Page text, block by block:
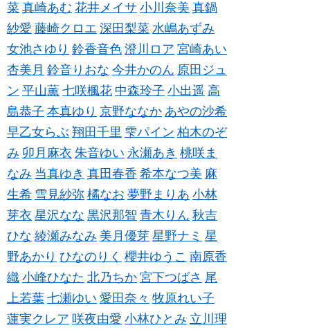
菜 真崎あむ 花井メイサ 小川奈美 真鍋
紗愛 藤崎クロエ 深田梨菜 水嶋あずみ
女池さゆり 鈴香音色 澄川ロア 宮崎あい
杏美月 鈴音りおな 今井かのん 原田ジュ
ン 平山薫 七咲楓花 中森玲子 小出遥 高
島恭子 本真ゆり 京野ななか あやの沙希
早乙女らぶ 翔田千里 雫パイン 柏木のぞ
み 卯月麻衣 朱音ゆい 永瀬あき 桃咲ま
なみ 当真ゆき 真田春香 希本なつ美 麻
生希 雪見紗弥 橘なお 夢野まりあ 小林
芽衣 星沢なな 黒沢那智 青木りん 秋吉
ひな 綾瀬みなみ 美月優芽 星野ナミ 星
野あかり ひなのりく 櫻井ゆうこ 南原香
織 小峰ひなた 北乃ちか 宮下つばさ 尾
上若葉 七瀬ゆい 愛田奈々 牧原れい子
蓮実クレア 咲夜由愛 小林ひとみ 立川理